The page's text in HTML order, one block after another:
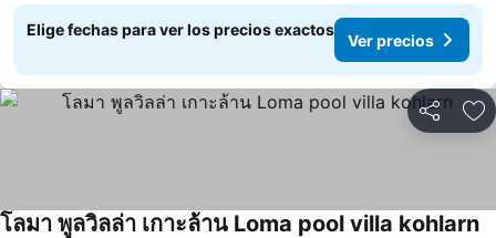
Elige fechas para ver los precios exactos
Ver precios
Compartir
โลมา พูลวิลล่า เกาะล้าน Loma pool villa kohlarn